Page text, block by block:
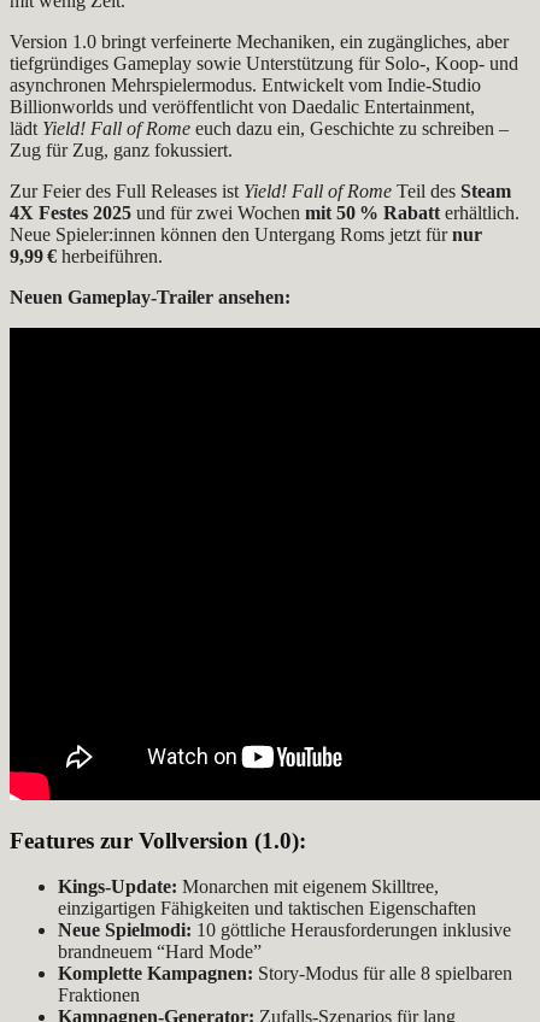
Version 1.0 bringt verfeinerte Mechaniken, ein zugängliches, aber
tiefgründiges Gameplay sowie Unterstützung für Solo-, Koop- und
asynchronen Mehrspielermodus. Entwickelt vom Indie-Studio
Billionworlds und veröffentlicht von Daedalic Entertainment,
lädt Yield! Fall of Rome euch dazu ein, Geschichte zu schreiben –
Zug für Zug, ganz fokussiert.
Zur Feier des Full Releases ist Yield! Fall of Rome Teil des Steam
4X Festes 2025 und für zwei Wochen mit 50 % Rabatt erhältlich.
Neue Spieler:innen können den Untergang Roms jetzt fürnur
9,99 € herbeiführen.
Neuen Gameplay-Trailer ansehen:
Features zur Vollversion (1.0):
Kings-Update: Monarchen mit eigenem Skilltree,
einzigartigen Fähigkeiten und taktischen Eigenschaften
Neue Spielmodi: 10 göttliche Herausforderungen inklusive
brandneuem “Hard Mode”
Komplette Kampagnen: Story-Modus für alle 8 spielbaren
Fraktionen
Kampagnen-Generator: Zufalls-Szenarios für lang